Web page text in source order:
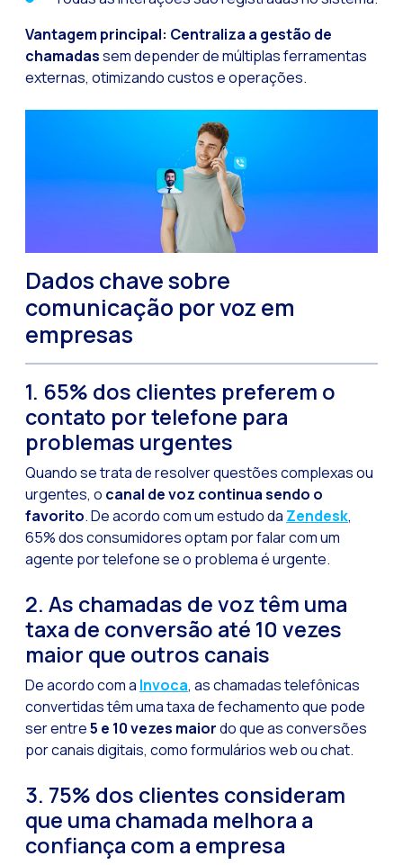
Vantagem principal: Centraliza a gestão de
chamadassem depender de múltiplas ferramentas
externas, otimizando custos e operações.
Dados chave sobre
comunicação por voz em
empresas
1. 65% dos clientes preferem o
contato por telefone para
problemas urgentes
Quando se trata de resolver questões complexas ou
urgentes, o canal de voz continua sendo o
favorito. De acordo com um estudo da Zendesk,
65% dos consumidores optam por falar com um
agente por telefone se o problema é urgente.
2. As chamadas de voz têm uma
taxa de conversão até 10 vezes
maior que outros canais
De acordo com a Invoca, as chamadas telefônicas
convertidas têm uma taxa de fechamento que pode
ser entre5 e 10 vezes maiordo que as conversões
por canais digitais, como formulários web ou chat.
3. 75% dos clientes consideram
que uma chamada melhora a
confiança com a empresa